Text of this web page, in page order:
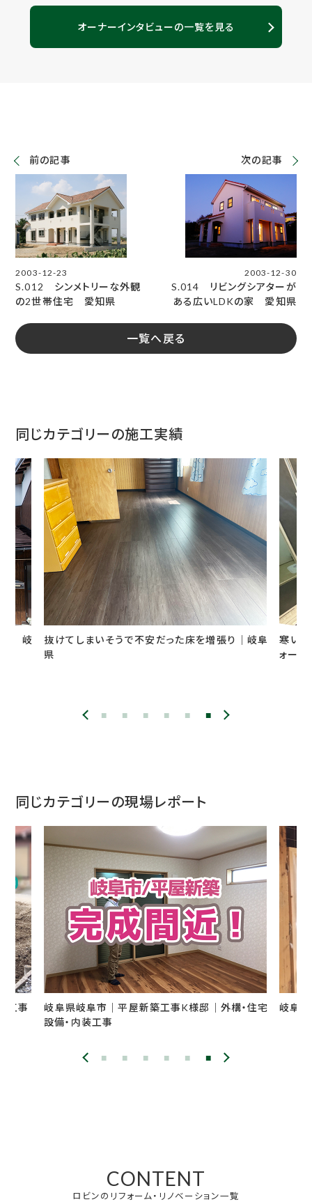
オーナーインタビューの一覧を見る
前の記事
2003-12-23
S.012 シンメトリーな外観
の2世帯住宅 愛知県
一覧へ戻る
次の記事
2003-12-30
S.014 リビングシアターが
ある広いLDKの家 愛知県
同じカテゴリーの施工実績
家 岐
抜けてしまいそうで不安だった床を増張り｜岐阜
県
寒いタ
ォー
同じカテゴリーの現場レポート
工事
岐阜県岐阜市｜平屋新築工事K様邸｜外構・住宅
設備・内装工事
岐阜
CONTENT
ロビンのリフォーム・リノベーション一覧